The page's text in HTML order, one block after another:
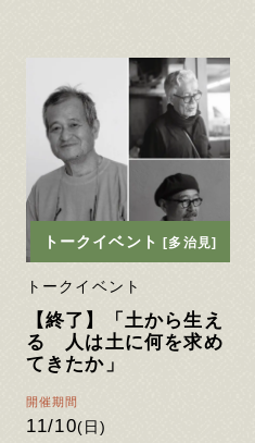
トークイベント [多治見]
トークイベント
【終了】「土から生え
る 人は土に何を求め
てきたか」
開催期間
11/10(日)